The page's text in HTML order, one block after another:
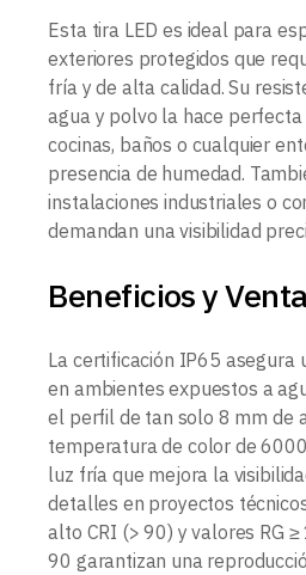
Esta tira LED es ideal para
exteriores protegidos que
fría y de alta calidad. Su
agua y polvo la hace
cocinas, baños o cualquier
presencia de humedad.
instalaciones industriales o
demandan una visibilidad
Beneficios y
La certificación IP65 asegura
en ambientes expuestos a
el perfil de tan solo 8 mm de
temperatura de color de
luz fría que mejora la
detalles en proyectos
alto CRI (> 90) y valores RG ≥
90 garantizan una